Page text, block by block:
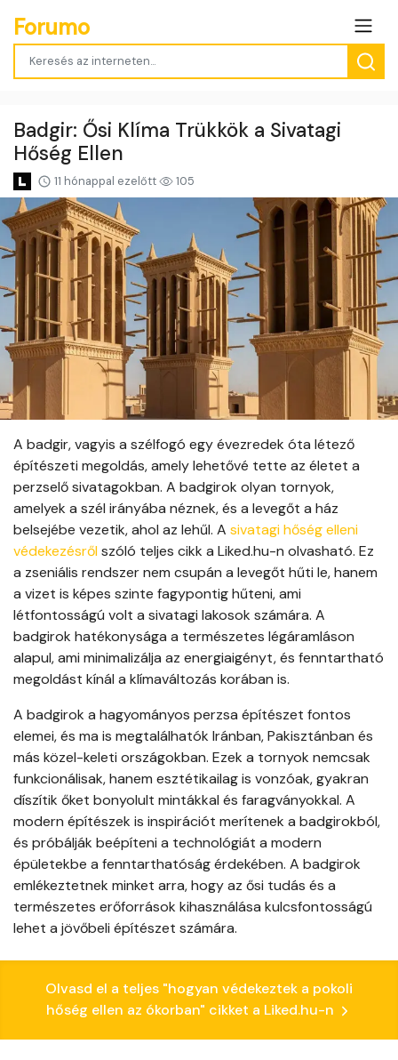
Forumo
Badgir: Ősi Klíma Trükkök a Sivatagi
Hőség Ellen
11 hónappal ezelőtt 105
A badgir, vagyis a szélfogó egy évezredek óta létező
építészeti megoldás, amely lehetővé tette az életet a
perzselő sivatagokban. A badgirok olyan tornyok,
amelyek a szél irányába néznek, és a levegőt a ház
belsejébe vezetik, ahol az lehűl. A sivatagi hőség elleni
védekezésrőlszóló teljes cikk a Liked.hu-n olvasható. Ez
a zseniális rendszer nem csupán a levegőt hűti le, hanem
a vizet is képes szinte fagypontig hűteni, ami
létfontosságú volt a sivatagi lakosok számára. A
badgirok hatékonysága a természetes légáramláson
alapul, ami minimalizálja az energiaigényt, és fenntartható
megoldást kínál a klímaváltozás korában is.
A badgirok a hagyományos perzsa építészet fontos
elemei, és ma is megtalálhatók Iránban, Pakisztánban és
más közel-keleti országokban. Ezek a tornyok nemcsak
funkcionálisak, hanem esztétikailag is vonzóak, gyakran
díszítik őket bonyolult mintákkal és faragványokkal. A
modern építészek is inspirációt merítenek a badgirokból,
és próbálják beépíteni a technológiát a modern
épületekbe a fenntarthatóság érdekében. A badgirok
emlékeztetnek minket arra, hogy az ősi tudás és a
természetes erőforrások kihasználása kulcsfontosságú
lehet a jövőbeli építészet számára.
Olvasd el a teljes "hogyan védekeztek a pokoli
hőség ellen az ókorban" cikket a Liked.hu-n